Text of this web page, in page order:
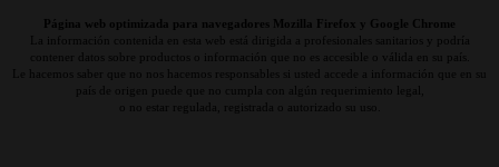
Página web optimizada para navegadores Mozilla Firefox y Google Chrome
La información contenida en esta web está dirigida a profesionales sanitarios y podría
contener datos sobre productos o información que no es accesible o válida en su país.
Le hacemos saber que no nos hacemos responsables si usted accede a información que en su
país de origen puede que no cumpla con algún requerimiento legal,
o no estar regulada, registrada o autorizado su uso.